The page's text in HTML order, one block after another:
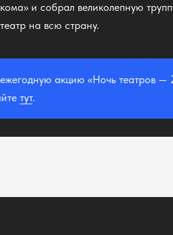
и собрал великолепную
на всю страну.
акцию «Ночь театров —
тут.